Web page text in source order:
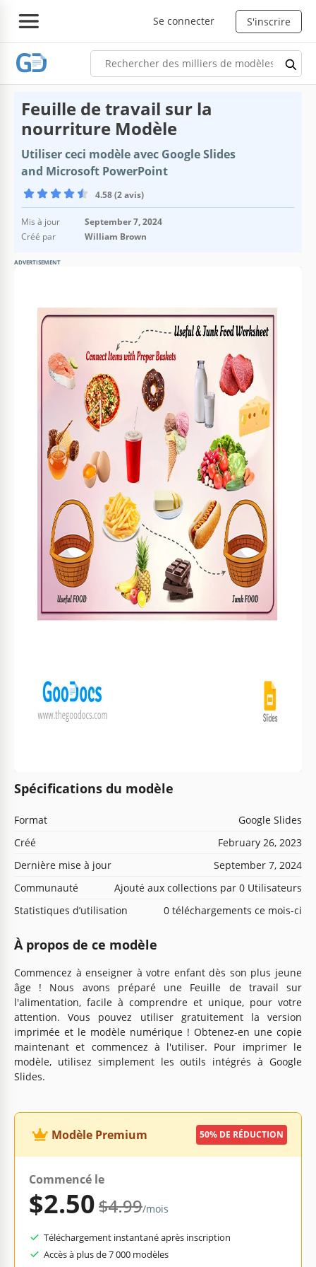
Se connecter S'inscrire
Feuille de travail sur la
nourriture Modèle
Utiliser ceci modèle avec Google Slides
and Microsoft PowerPoint
4.58 (2 avis)
Mis à jour
September 7, 2024
Créé par
William Brown
ADVERTISEMENT
Spécifications du modèle
Format
Google Slides
Créé
February 26, 2023
Dernière mise à jour
September 7, 2024
Communauté
Ajouté aux collections par 0 Utilisateurs
Statistiques d’utilisation
0 téléchargements ce mois-ci
À propos de ce modèle
Commencez à enseigner à votre enfant dès son plus jeune
âge ! Nous avons préparé une Feuille de travail sur
l'alimentation, facile à comprendre et unique, pour votre
attention. Vous pouvez utiliser gratuitement la version
imprimée et le modèle numérique ! Obtenez-en une copie
maintenant et commencez à l'utiliser. Pour imprimer le
modèle, utilisez simplement les outils intégrés à Google
Slides.
Modèle Premium 50% DE RÉDUCTION
Commencé le
$2.50$4.99/mois
Téléchargement instantané après inscription
Accès à plus de 7 000 modèles